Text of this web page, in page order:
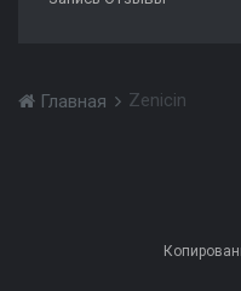
Главная Zenicin